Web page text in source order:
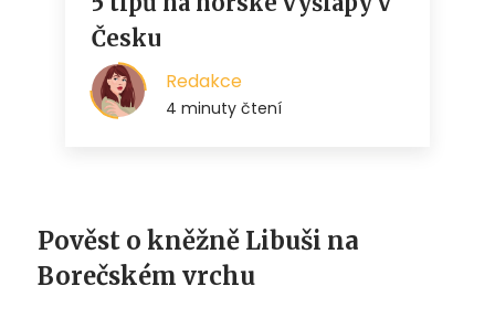
Pověst o kněžně Libuši na
Borečském vrchu